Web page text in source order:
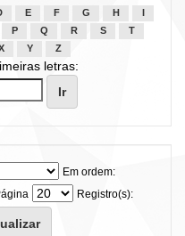
E F G H
P Q R S
T
Y Z
letras:
Em ordem:
Registro(s):